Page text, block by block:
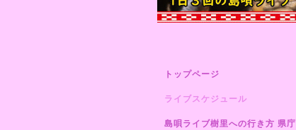
トップページ
ライブスケジュール
島唄ライブ樹里への行き方 県庁